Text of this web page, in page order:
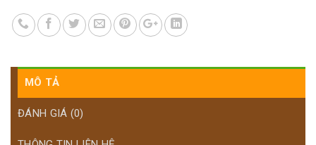
MÔ TẢ
ĐÁNH GIÁ (0)